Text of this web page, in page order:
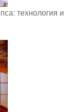
технология и